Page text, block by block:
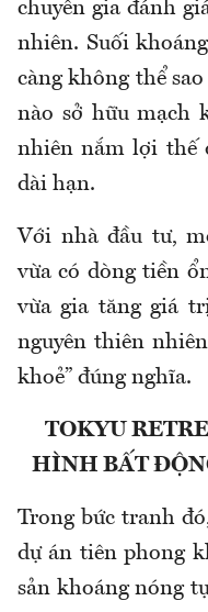
chuyên gia đánh
nhiên. Suối
càng không thể
nào sở hữu mạch
nhiên nắm lợi thế
dài hạn.
Với nhà đầu tư,
vừa có dòng tiền
vừa gia tăng giá
nguyên thiên
khoẻ” đúng nghĩa.
TOKYU
HÌNH BẤT
Trong bức tranh
dự án tiên phong
sản khoáng nóng